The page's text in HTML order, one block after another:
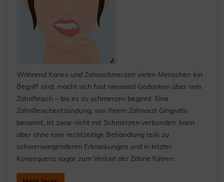
Während Karies und Zahnschmerzen vielen Menschen ein
Begriff sind, macht sich fast niemand Gedanken über sein
Zahnfleisch – bis es zu schmerzen beginnt. Eine
Zahnfleischentzündung, von Ihrem Zahnarzt Gingivitis
benannt, ist zwar nicht mit Schmerzen verbunden, kann
aber ohne eine rechtzeitige Behandlung teils zu
schwerwiegenderen Erkrankungen und in letzter
Konsequenz sogar zum Verlust der Zähne führen.